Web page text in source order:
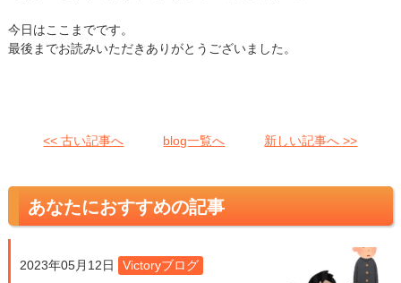
今日はここまでです。
最後までお読みいただきありがとうございました。
<< 古い記事へ blog一覧へ 新しい記事へ >>
あなたにおすすめの記事
2023年05月12日
Victoryブログ